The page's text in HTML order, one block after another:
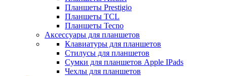
Планшеты Prestigio
Планшеты TCL
Планшеты Tecno
Аксессуары для планшетов
Клавиатуры для планшетов
Стилусы для планшетов
Сумки для планшетов Apple IPads
Чехлы для планшетов